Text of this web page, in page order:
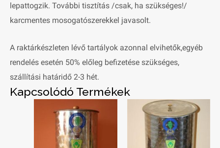
lepattogzik. További tisztítás /csak, ha szükséges!/
karcmentes mosogatószerekkel javasolt.
A raktárkészleten lévő tartályok azonnal elvihetők,egyéb
rendelés esetén 50% előleg befizetése szükséges,
szállítási határidő 2-3 hét.
Kapcsolódó Termékek